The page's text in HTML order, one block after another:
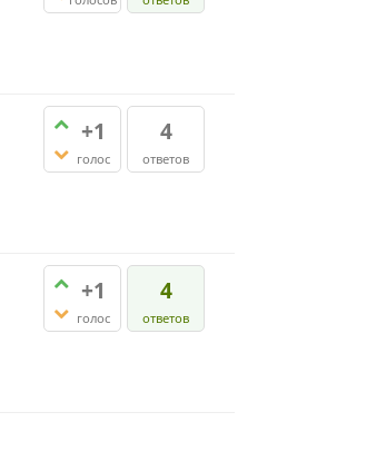
+1
голос
4
ответов
+1
голос
4
ответов